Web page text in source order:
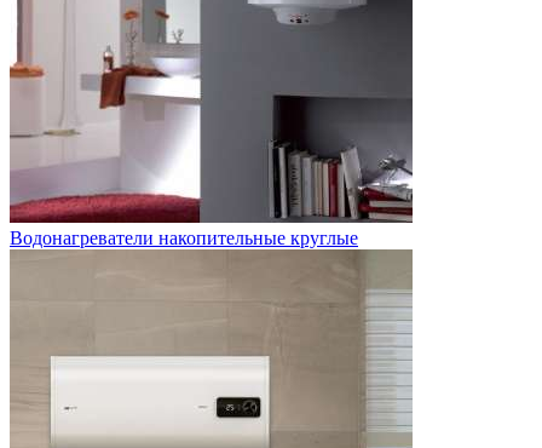
Водонагреватели накопительные круглые